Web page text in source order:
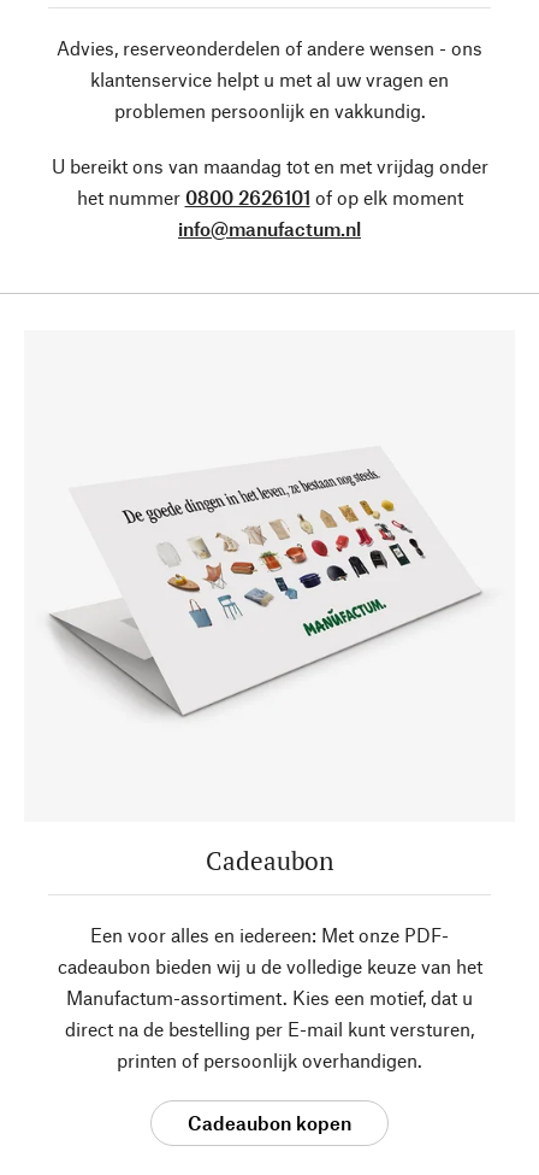
Advies, reserveonderdelen of andere wensen - ons
klantenservice helpt u met al uw vragen en
problemen persoonlijk en vakkundig.
U bereikt ons van maandag tot en met vrijdag onder
het nummer 0800 2626101 of op elk moment
info@manufactum.nl
Cadeaubon
Een voor alles en iedereen: Met onze PDF-
cadeaubon bieden wij u de volledige keuze van het
Manufactum-assortiment. Kies een motief, dat u
direct na de bestelling per E-mail kunt versturen,
printen of persoonlijk overhandigen.
Cadeaubon kopen